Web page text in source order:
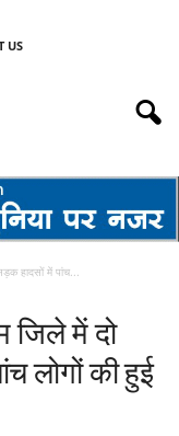
US
हादसों में पांच...
जिले में दो
लोगों की हुई